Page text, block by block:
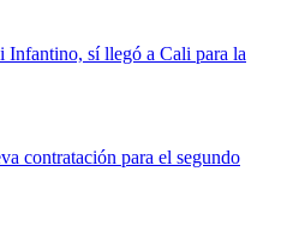
sí llegó a Cali para la
contratación para el segundo